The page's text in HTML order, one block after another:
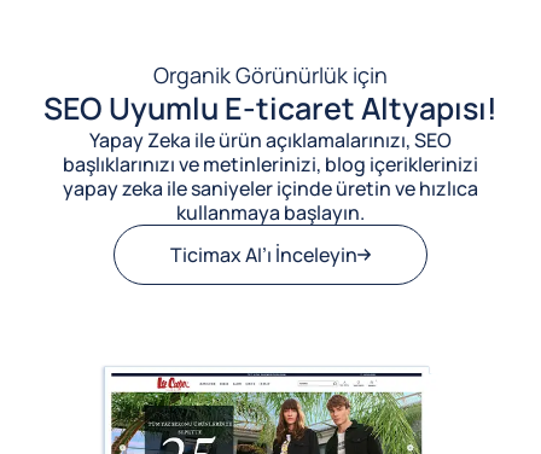
Organik Görünürlük için
SEO Uyumlu E-ticaret Altyapısı!
Yapay Zeka ile ürün açıklamalarınızı, SEO
başlıklarınızı ve metinlerinizi, blog içeriklerinizi
yapay zeka ile saniyeler içinde üretin ve hızlıca
kullanmaya başlayın.
Ticimax AI’ı İnceleyin